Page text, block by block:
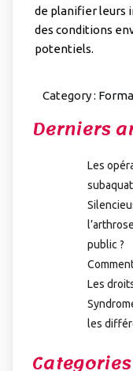
de planifier leurs
des conditions
potentiels.
Category :
Derniers
Les
public ?
Les
les
Categories